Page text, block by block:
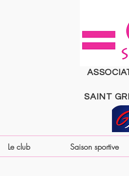
SAINT
Le club Saison sportive